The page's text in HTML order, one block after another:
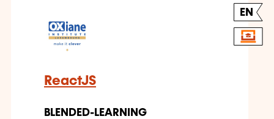
EN
ReactJS
BLENDED-LEARNING